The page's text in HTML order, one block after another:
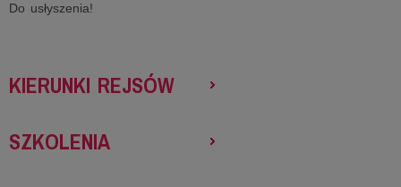
Do usłyszenia!
KIERUNKI REJSÓW
SZKOLENIA